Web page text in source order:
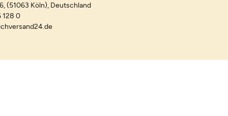
(51063 Köln), Deutschland
128 0